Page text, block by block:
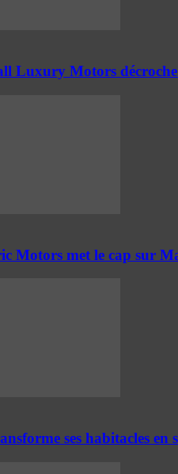
Luxury Motors
Motors met le cap sur
ses habitacles